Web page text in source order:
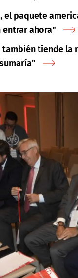
el paquete
entrar ahora"
tiende la